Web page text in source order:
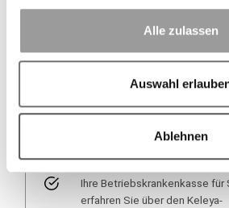
Alle zulassen
Auswahl
Ablehnen
Schwangerschaft.
Hebammenvermittlung:
Deutschland.
Hebammen-Sprechstunde:
Fragen rund um
die erste Zeit mit dem Baby zu
Ihre Betriebskrankenkasse für
erfahren Sie über den Keleya-